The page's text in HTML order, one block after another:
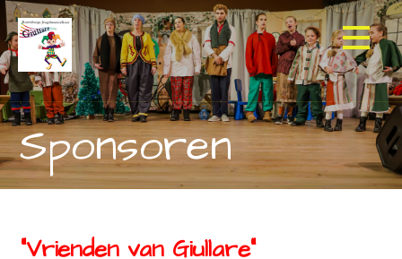
Ga
naar
de
inhoud
Sponsoren
“Vrienden van Giullare”